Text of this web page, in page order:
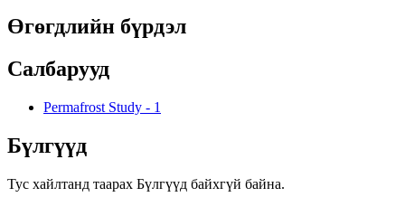
Өгөгдлийн бүрдэл
Салбарууд
Permafrost Study - 1
Бүлгүүд
Тус хайлтанд таарах Бүлгүүд байхгүй байна.